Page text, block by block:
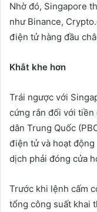
Nhờ đó, Singapore
như Binance,
điện tử hàng đầu
Khắt khe hơn
Trái ngược với
cứng rắn đối với tiền
dân Trung Quốc
điện tử và hoạt
dịch phải đóng cửa
Trước khi lệnh cấm
tổng công suất khai